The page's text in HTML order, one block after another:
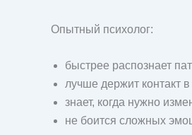
Опытный психолог:
быстрее распознает
лучше держит контакт
знает, когда нужно
не боится сложных